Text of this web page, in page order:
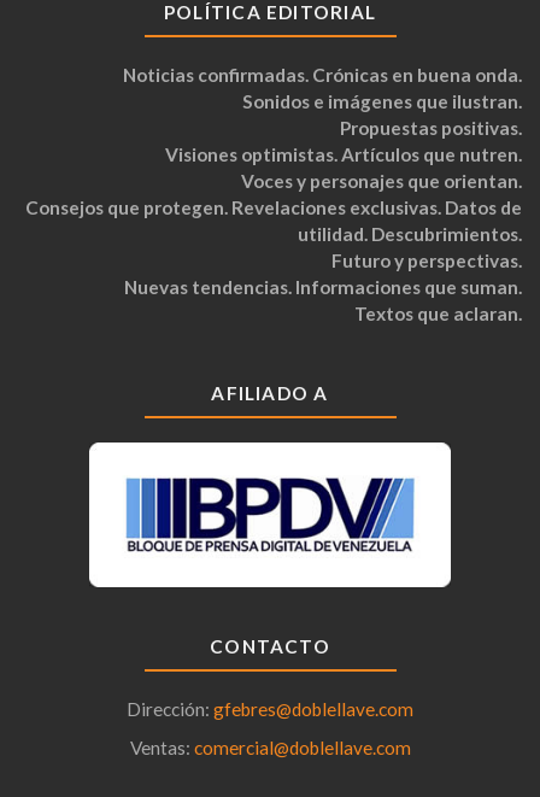
POLÍTICA EDITORIAL
Noticias confirmadas. Crónicas en buena onda.
Sonidos e imágenes que ilustran.
Propuestas positivas.
Visiones optimistas. Artículos que nutren.
Voces y personajes que orientan.
Consejos que protegen. Revelaciones exclusivas. Datos de
utilidad. Descubrimientos.
Futuro y perspectivas.
Nuevas tendencias. Informaciones que suman.
Textos que aclaran.
AFILIADO A
CONTACTO
Dirección: gfebres@doblellave.com
Ventas: comercial@doblellave.com